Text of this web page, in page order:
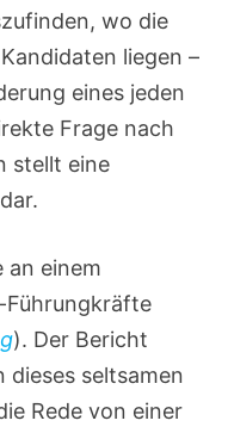
wo die
liegen –
eines jeden
Frage nach
stellt eine
an einem
Führungkräfte
). Der Bericht
dieses seltsamen
Rede von einer